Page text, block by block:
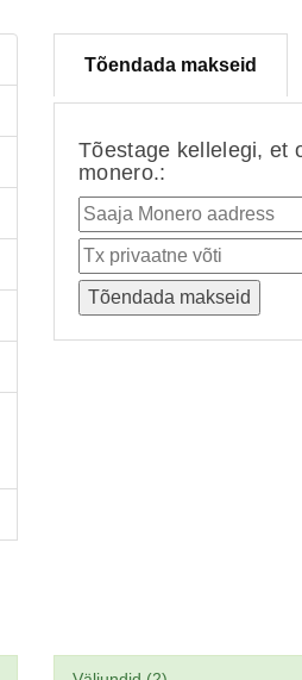
Tõendada makseid
Tõestage kellelegi, et
monero.: